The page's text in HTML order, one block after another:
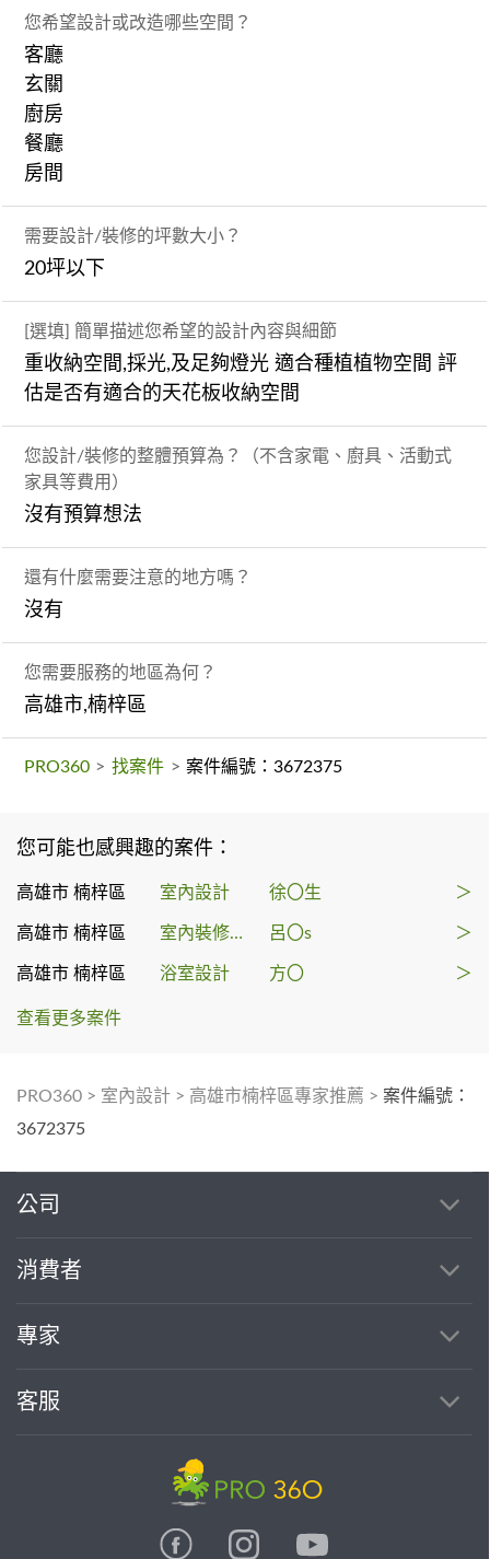
您希望設計或改造哪些空間？
客廳
玄關
廚房
餐廳
房間
需要設計/裝修的坪數大小？
20坪以下
[選填] 簡單描述您希望的設計內容與細節
重收納空間,採光,及足夠燈光 適合種植植物空間 評
估是否有適合的天花板收納空間
您設計/裝修的整體預算為？（不含家電、廚具、活動式
家具等費用）
沒有預算想法
還有什麼需要注意的地方嗎？
沒有
您需要服務的地區為何？
高雄市,楠梓區
PRO360 > 找案件 > 案件編號：3672375
您可能也感興趣的案件：
高雄市 楠梓區 室內設計 徐〇生 ＞
高雄市 楠梓區 室內裝修許可申請 呂〇s ＞
高雄市 楠梓區 浴室設計 方〇 ＞
查看更多案件
PRO360 > 室內設計 > 高雄市楠梓區專家推薦 > 案件編號：
3672375
公司
消費者
專家
客服